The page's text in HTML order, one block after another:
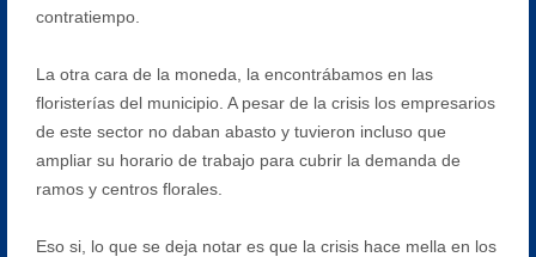
contratiempo.
La otra cara de la moneda, la encontrábamos en las
floristerías del municipio. A pesar de la crisis los empresarios
de este sector no daban abasto y tuvieron incluso que
ampliar su horario de trabajo para cubrir la demanda de
ramos y centros florales.
Eso si, lo que se deja notar es que la crisis hace mella en los